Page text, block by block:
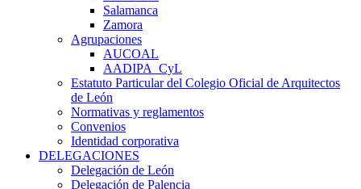
Salamanca
Zamora
Agrupaciones
AUCOAL
AADIPA_CyL
Estatuto Particular del Colegio Oficial de Arquitectos
de León
Normativas y reglamentos
Convenios
Identidad corporativa
DELEGACIONES
Delegación de León
Delegación de Palencia